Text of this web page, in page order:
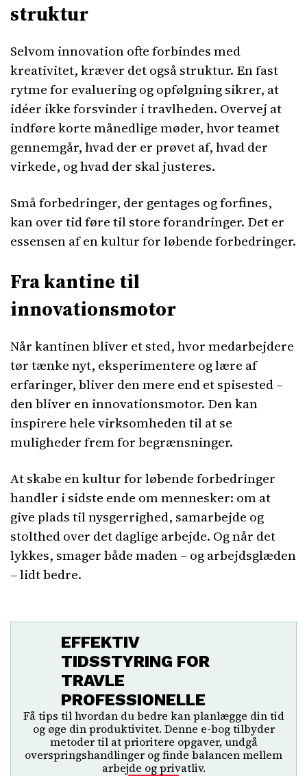
struktur
Selvom innovation ofte forbindes med
kreativitet, kræver det også struktur. En fast
rytme for evaluering og opfølgning sikrer, at
idéer ikke forsvinder i travlheden. Overvej at
indføre korte månedlige møder, hvor teamet
gennemgår, hvad der er prøvet af, hvad der
virkede, og hvad der skal justeres.
Små forbedringer, der gentages og forfines,
kan over tid føre til store forandringer. Det er
essensen af en kultur for løbende forbedringer.
Fra kantine til
innovationsmotor
Når kantinen bliver et sted, hvor medarbejdere
tør tænke nyt, eksperimentere og lære af
erfaringer, bliver den mere end et spisested –
den bliver en innovationsmotor. Den kan
inspirere hele virksomheden til at se
muligheder frem for begrænsninger.
At skabe en kultur for løbende forbedringer
handler i sidste ende om mennesker: om at
give plads til nysgerrighed, samarbejde og
stolthed over det daglige arbejde. Og når det
lykkes, smager både maden – og arbejdsglæden
– lidt bedre.
EFFEKTIV
TIDSSTYRING FOR
TRAVLE
PROFESSIONELLE
Få tips til hvordan du bedre kan planlægge din tid
og øge din produktivitet. Denne e-bog tilbyder
metoder til at prioritere opgaver, undgå
overspringshandlinger og finde balancen mellem
arbejde og privatliv.